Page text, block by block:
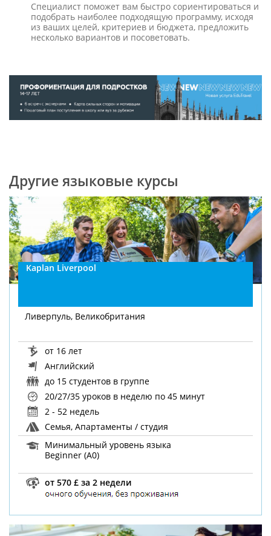
Специалист поможет вам быстро сориентироваться и
подобрать наиболее подходящую программу, исходя
из ваших целей, критериев и бюджета, предложить
несколько вариантов и посоветовать.
Другие языковые курсы
Kaplan Liverpool
Ливерпуль, Великобритания
от 16 лет
Английский
до 15 студентов в группе
20/27/35 уроков в неделю по 45 минут
2 - 52 недель
Семья, Апартаменты / студия
Минимальный уровень языка
Beginner (A0)
от 570 £ за 2 недели